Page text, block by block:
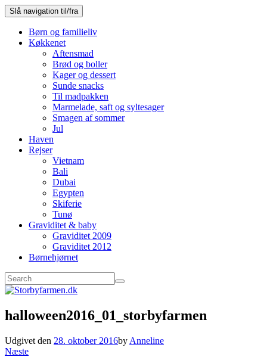
Slå navigation til/fra
Børn og familieliv
Køkkenet
Aftensmad
Brød og boller
Kager og dessert
Sunde snacks
Til madpakken
Marmelade, saft og syltesager
Smagen af sommer
Jul
Haven
Rejser
Vietnam
Bali
Dubai
Egypten
Skiferie
Tunø
Graviditet & baby
Graviditet 2009
Graviditet 2012
Børnehjørnet
halloween2016_01_storbyfarmen
Udgivet den 28. oktober 2016by Anneline
Næste